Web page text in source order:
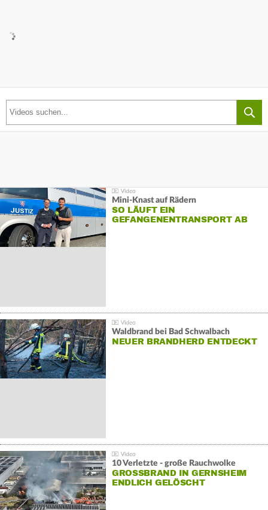
Mini-Knast auf Rädern
SO LÄUFT EIN
GEFANGENENTRANSPORT AB
Waldbrand bei Bad Schwalbach
NEUER BRANDHERD ENTDECKT
10 Verletzte - große Rauchwolke
GROSSBRAND IN GERNSHEIM E
NDLICH GELÖSCHT